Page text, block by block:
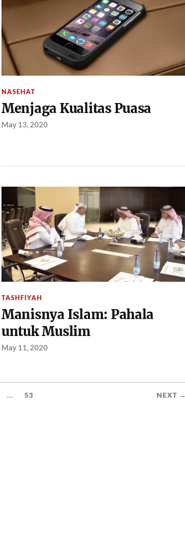
NASEHAT
Menjaga Kualitas Puasa
May 13, 2020
TASHFIYAH
Manisnya Islam: Pahala
untuk Muslim
May 11, 2020
... 53 NEXT →